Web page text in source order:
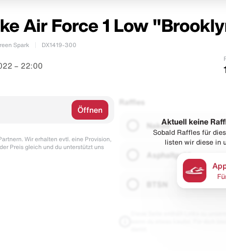
Air Force 1 Low
Spark DX1419-300
– 22:00
Öffnen
Wir erhalten evtl. eine Provision,
Preis gleich und du unterstützt uns
Raffles
Naked
Asphaltgold
Aktuell keine
Sobald Raffles für
listen wir diese in